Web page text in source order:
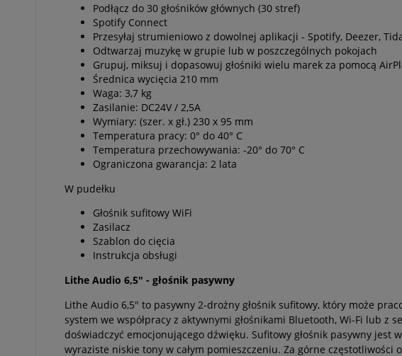
Podłącz do 30 głośników głównych (30 stref)
Spotify Connect
Przesyłaj strumieniowo z dowolnej aplikacji - Spotify, Deezer,
Odtwarzaj muzykę w grupie lub w poszczególnych pokojach
Grupuj, miksuj i dopasowuj głośniki wielu marek za pomocą
Średnica wycięcia 210 mm
Waga: 3,7 kg
Zasilanie: DC24V / 2,5A
Wymiary: (szer. x gł.) 230 x 95 mm
Temperatura pracy: 0° do 40° C
Temperatura przechowywania: -20° do 70° C
Ograniczona gwarancja: 2 lata
W pudełku
Głośnik sufitowy WiFi
Zasilacz
Szablon do cięcia
Instrukcja obsługi
Lithe Audio 6,5" - głośnik pasywny
Lithe Audio 6,5" to pasywny 2-drożny głośnik sufitowy, który może
system we współpracy z aktywnymi głośnikami Bluetooth, Wi-Fi lub z
doświadczyć emocjonującego dźwięku. Sufitowy głośnik pasywny jest
wyraziste niskie tony w całym pomieszczeniu. Za górne